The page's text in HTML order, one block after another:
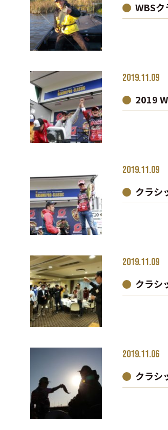
WBS
2019.11.09
2019
2019.11.09
クラシ
2019.11.09
クラシ
2019.11.06
クラシ